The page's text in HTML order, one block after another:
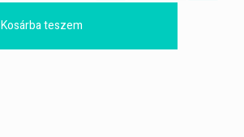
Kosárba teszem